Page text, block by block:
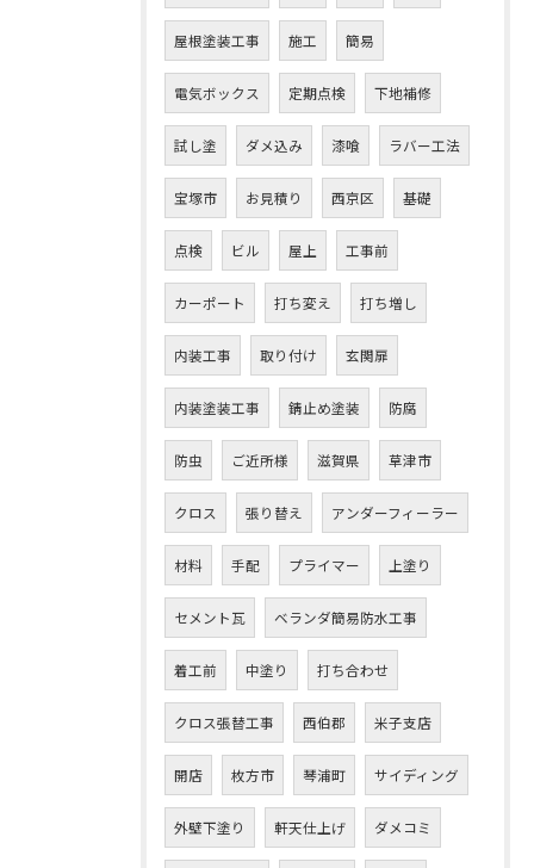
屋根塗装工事 施工 簡易
電気ボックス 定期点検 下地補修
試し塗 ダメ込み 漆喰 ラバー工法
宝塚市 お見積り 西京区 基礎
点検 ビル 屋上 工事前
カーポート 打ち変え 打ち増し
内装工事 取り付け 玄関扉
内装塗装工事 錆止め塗装 防腐
防虫 ご近所様 滋賀県 草津市
クロス 張り替え アンダーフィーラー
材料 手配 プライマー 上塗り
セメント瓦 ベランダ簡易防水工事
着工前 中塗り 打ち合わせ
クロス張替工事 西伯郡 米子支店
開店 枚方市 琴浦町 サイディング
外壁下塗り 軒天仕上げ ダメコミ